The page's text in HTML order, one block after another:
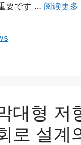
要です … 阅读更多
대형 저
로 설계